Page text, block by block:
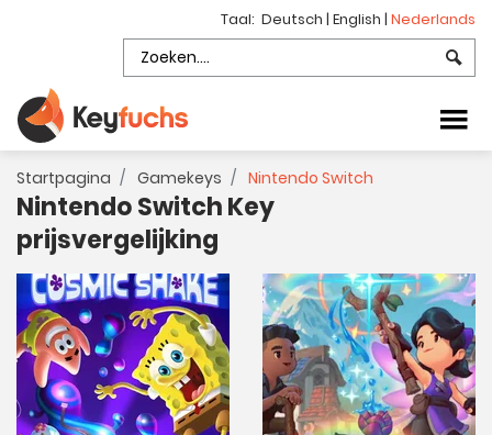
Taal: Deutsch | English | Nederlands
Startpagina Gamekeys Nintendo Switch
Nintendo Switch Key
prijsvergelijking